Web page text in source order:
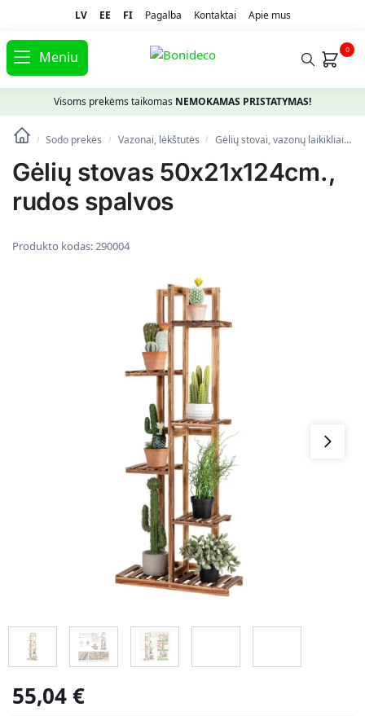
LV EE FI Pagalba Kontaktai Apie mus
Meniu 0
Visoms prekėms taikomas NEMOKAMAS PRISTATYMAS!
/ Sodo prekės / Vazonai, lėkštutės / Gėlių stovai, vazonų laikikliai
Gėlių stovas 50x21x124cm.,
rudos spalvos
Produkto kodas:290004
55,04€